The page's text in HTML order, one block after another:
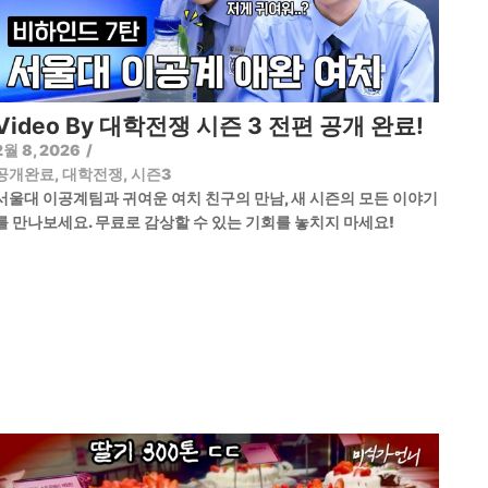
By 대학전쟁 시즌 3 전편 공개 완료!
8, 2026 /
개완료,대학전쟁,시즌3
울대 이공계팀과 귀여운 여치 친구의 만남, 새 시즌의 모든 이야기
만나보세요. 무료로 감상할 수 있는 기회를 놓치지 마세요!